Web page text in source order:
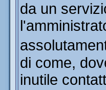
da un
di come,
inutile